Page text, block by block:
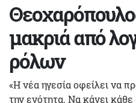
μακριά από
ρόλων
«Η νέα ηγεσία οφείλει να
την ενότητα. Να κάνει